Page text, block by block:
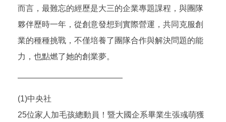
而言，最難忘的經歷是大三的企業專題課程，與團隊
夥伴歷時一年，從創意發想到實際營運，共同克服創
業的種種挑戰，不僅培養了團隊合作與解決問題的能
力，也點燃了她的創業夢。
—————————————
(1)中央社
25位家人加毛孩總動員！暨大國企系畢業生張彧萌獲